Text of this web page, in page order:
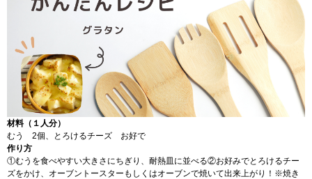
材料（１人分）
むう 2個、とろけるチーズ お好で
作り方
①むうを食べやすい大きさにちぎり、耐熱皿に並べる②お好みでとろけるチー
ズをかけ、オーブントースターもしくはオーブンで焼いて出来上がり！※焼き